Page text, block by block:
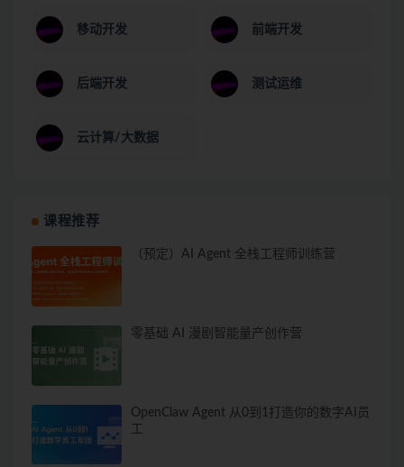
移动开发 前端开发
后端开发 测试运维
云计算/大数据
课程推荐
（预定）AI Agent 全栈工程师训练营
零基础 AI 漫剧智能量产创作营
OpenClaw Agent 从0到1打造你的数字AI员
工